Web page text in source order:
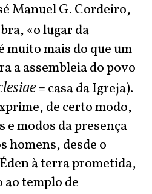
Manuel G. Cordeiro,
«o lugar da
muito mais do que um
a assembleia do povo
= casa da Igreja).
de certo modo,
e modos da presença
homens, desde o
à terra prometida,
ao templo de